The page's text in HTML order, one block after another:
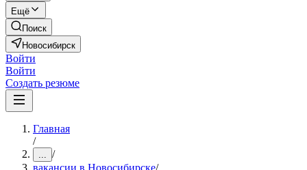
Ещё
Поиск
Новосибирск
Войти
Войти
Создать резюме
Главная
/
... /
вакансии в Новосибирске/